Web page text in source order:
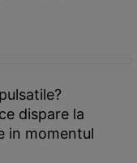
dispare la
in momentul